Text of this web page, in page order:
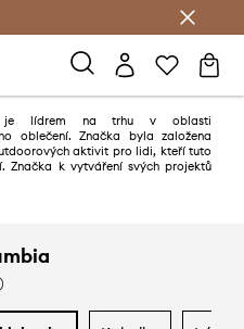
je lídrem na trhu v oblasti
oblečení. Značka byla založena
aktivit pro lidi, kteří tuto
Značka k vytváření svých projektů